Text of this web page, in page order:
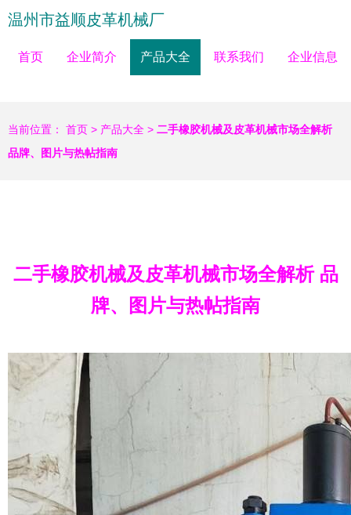
温州市益顺皮革机械厂
首页 企业简介 产品大全 联系我们 企业信息
当前位置： 首页 > 产品大全 > 二手橡胶机械及皮革机械市场全解析
品牌、图片与热帖指南
二手橡胶机械及皮革机械市场全解析 品
牌、图片与热帖指南